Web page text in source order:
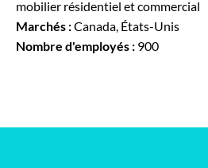
mobilier résidentiel et commercial
Marchés :Canada, États-Unis
Nombre d'employés : 900